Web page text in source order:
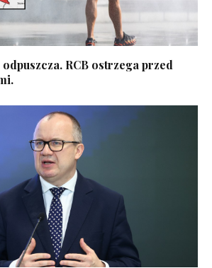
odpuszcza. RCB ostrzega przed